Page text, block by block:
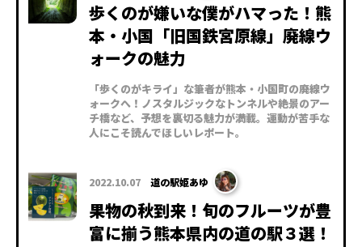
歩くのが嫌いな僕がハマった！熊
本・小国「旧国鉄宮原線」廃線ウ
ォークの魅力
「歩くのがキライ」な筆者が熊本・小国町の廃線ウ
ォークへ！ノスタルジックなトンネルや絶景のアー
チ橋など、予想を裏切る魅力が満載。運動が苦手な
人にこそ読んでほしいレポート。
2022.10.07 道の駅姫あゆ
果物の秋到来！旬のフルーツが豊
富に揃う熊本県内の道の駅３選！